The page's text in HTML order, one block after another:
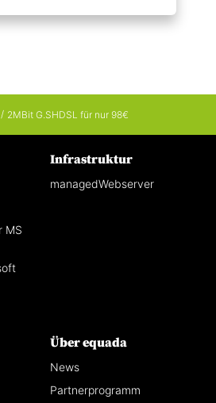
/ 2MBit G.SHDSL für nur 98€
MS
Infrastruktur
managedWebserver
Über equada
News
Partnerprogramm